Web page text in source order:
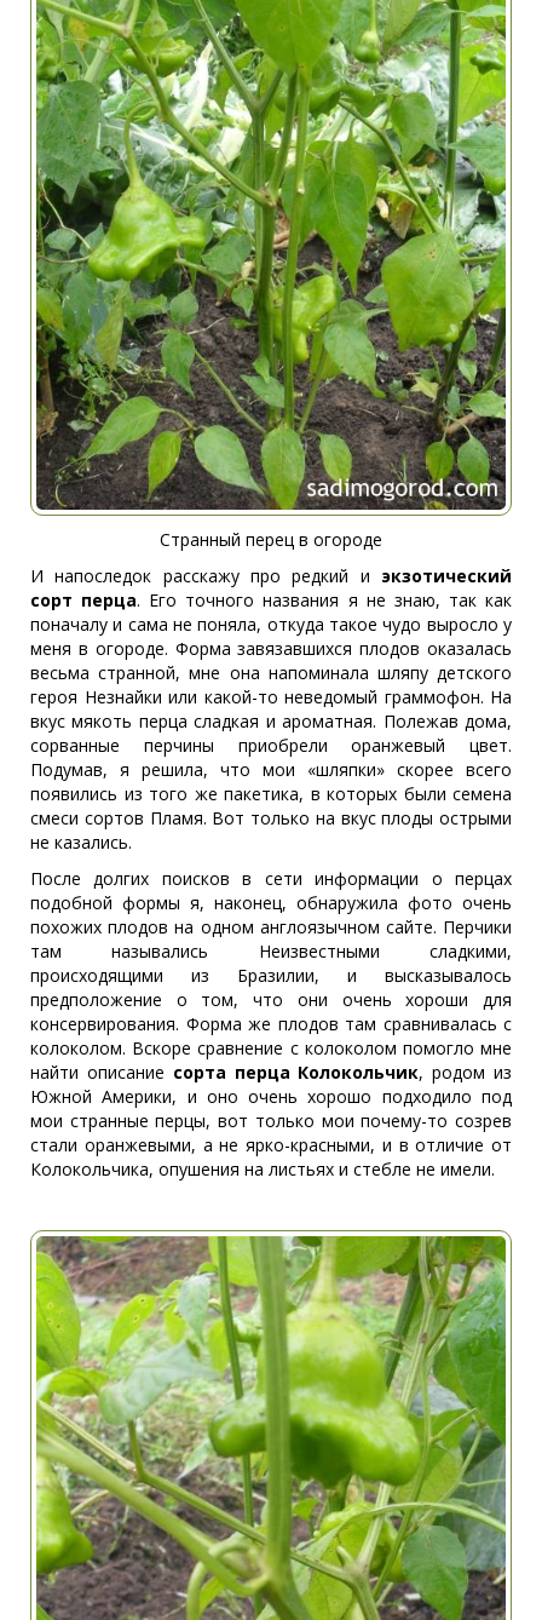
Странный перец в огороде
И напоследок расскажу про редкий и экзотический
сорт перца. Его точного названия я не знаю, так как
поначалу и сама не поняла, откуда такое чудо выросло у
меня в огороде. Форма завязавшихся плодов оказалась
весьма странной, мне она напоминала шляпу детского
героя Незнайки или какой-то неведомый граммофон. На
вкус мякоть перца сладкая и ароматная. Полежав дома,
сорванные перчины приобрели оранжевый цвет.
Подумав, я решила, что мои «шляпки» скорее всего
появились из того же пакетика, в которых были семена
смеси сортов Пламя. Вот только на вкус плоды острыми
не казались.
После долгих поисков в сети информации о перцах
подобной формы я, наконец, обнаружила фото очень
похожих плодов на одном англоязычном сайте. Перчики
там назывались Неизвестными сладкими,
происходящими из Бразилии, и высказывалось
предположение о том, что они очень хороши для
консервирования. Форма же плодов там сравнивалась с
колоколом. Вскоре сравнение с колоколом помогло мне
найти описание сорта перца Колокольчик, родом из
Южной Америки, и оно очень хорошо подходило под
мои странные перцы, вот только мои почему-то созрев
стали оранжевыми, а не ярко-красными, и в отличие от
Колокольчика, опушения на листьях и стебле не имели.